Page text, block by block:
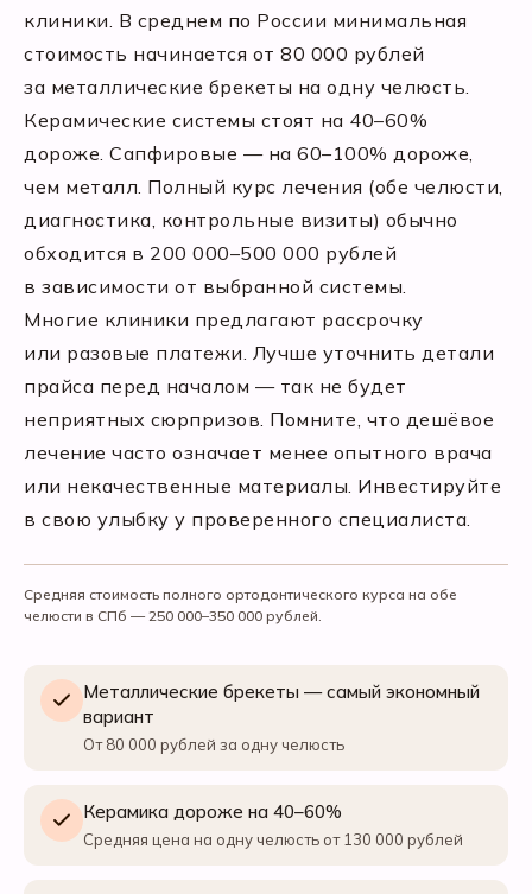
клиники. В среднем по России минимальная
стоимость начинается от 80 000 рублей
за металлические брекеты на одну челюсть.
Керамические системы стоят на 40–60%
дороже. Сапфировые — на 60–100% дороже,
чем металл. Полный курс лечения (обе челюсти,
диагностика, контрольные визиты) обычно
обходится в 200 000–500 000 рублей
в зависимости от выбранной системы.
Многие клиники предлагают рассрочку
или разовые платежи. Лучше уточнить детали
прайса перед началом — так не будет
неприятных сюрпризов. Помните, что дешёвое
лечение часто означает менее опытного врача
или некачественные материалы. Инвестируйте
в свою улыбку у проверенного специалиста.
Средняя стоимость полного ортодонтического курса на обе
челюсти в СПб — 250 000–350 000 рублей.
Металлические брекеты — самый экономный
вариант
От 80 000 рублей за одну челюсть
Керамика дороже на 40–60%
Средняя цена на одну челюсть от 130 000 рублей